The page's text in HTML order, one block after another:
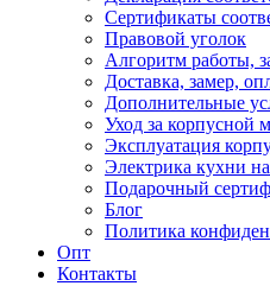
Сертификаты
Правовой уголок
Алгоритм работы,
Доставка, замер,
Дополнительные
Уход за корпусной
Эксплуатация
Электрика кухни на
Подарочный
Блог
Политика
Опт
Контакты